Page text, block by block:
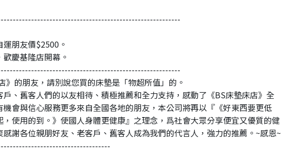
朋友價$2500。
慶基隆店開幕。
》的朋友，請別說您買的床墊是「物超所值」的。
戶、舊客人們的以友相待、積極推薦和全力支持，感動了《BS床墊床店》全
會與信心服務更多來自全國各地的朋友，本公司將再以『《好東西要更低
使用的到。》使國人身體更健康』之理念，爲社會大眾分享便宜又優質的健
感謝各位親朋好友、老客戶、舊客人成為我們的代言人，強力的推薦。~感恩~